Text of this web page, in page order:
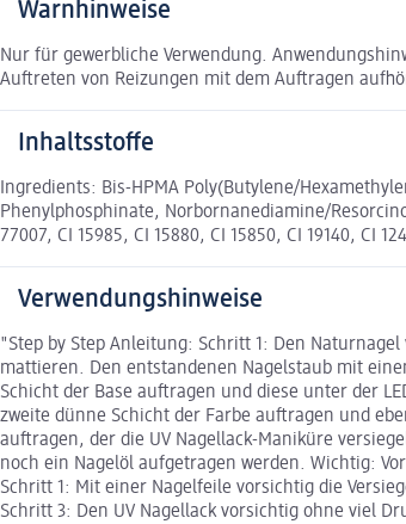
Warnhinweise
Nur für gewerbliche Verwendung.
Auftreten von Reizungen mit dem Auftragen
Inhaltsstoffe
Ingredients: Bis-HPMA Poly(Butylene/
Phenylphosphinate, Norbornanediamine/
77007, CI 15985, CI 15880, CI 15850, CI 19140, CI
Verwendungshinweise
"Step by Step Anleitung: Schritt 1: Den
mattieren. Den entstandenen Nagelstaub mit
Schicht der Base auftragen und diese unter der
zweite dünne Schicht der Farbe auftragen und
auftragen, der die UV Nagellack-Maniküre
noch ein Nagelöl aufgetragen werden. Wichtig:
Schritt 1: Mit einer Nagelfeile vorsichtig die
Schritt 3: Den UV Nagellack vorsichtig ohne viel